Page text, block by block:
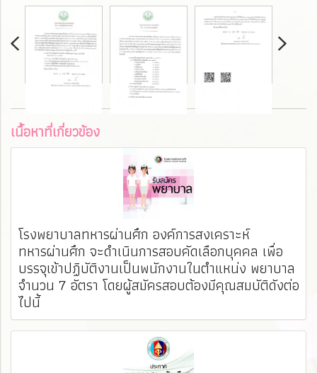
เนื้อหาที่เกี่ยวข้อง
โรงพยาบาลทหารผ่านศึก องค์การสงเคราะห์
ทหารผ่านศึก จะดำเนินการสอบคัดเลือกบุคคล เพื่อ
บรรจุเข้าปฏิบัติงานเป็นพนักงานในตำแหน่ง พยาบาล
จำนวน 7 อัตรา โดยผู้สมัครสอบต้องมีคุณสมบัติดังต่อ
ไปนี้